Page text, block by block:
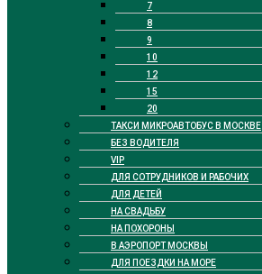
7
8
9
10
12
15
20
ТАКСИ МИКРОАВТОБУС В МОСКВЕ
БЕЗ ВОДИТЕЛЯ
VIP
ДЛЯ СОТРУДНИКОВ И РАБОЧИХ
ДЛЯ ДЕТЕЙ
НА СВАДЬБУ
НА ПОХОРОНЫ
В АЭРОПОРТ МОСКВЫ
ДЛЯ ПОЕЗДКИ НА МОРЕ